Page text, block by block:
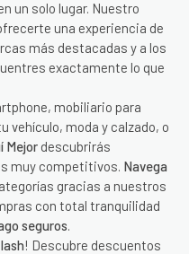
un solo lugar. Nuestro
una experiencia de
más destacadas y a los
exactamente lo que
mobiliario para
vehículo, moda y calzado, o
Mejor descubrirás
muy competitivos. Navega
gracias a nuestros
con total tranquilidad
seguros.
! Descubre descuentos